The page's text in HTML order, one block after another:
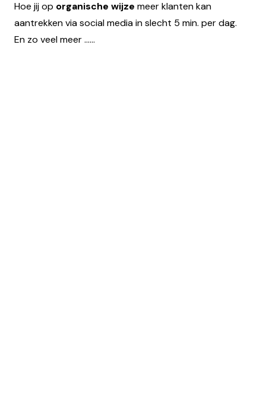
Hoe jij op organische wijze meer klanten kan
aantrekken via social media in slecht 5 min. per dag.
En zo veel meer ......